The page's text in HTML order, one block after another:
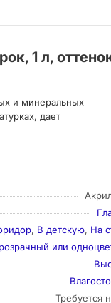
1 л,
и минеральных
дает
, В детскую, На
или
Требуется